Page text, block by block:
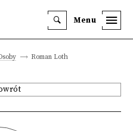
Menu
Roman Loth